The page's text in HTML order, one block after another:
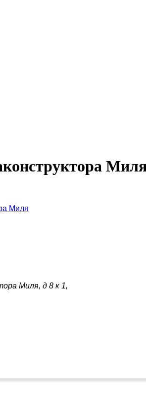
Миля
Миля, д 8 к 1,